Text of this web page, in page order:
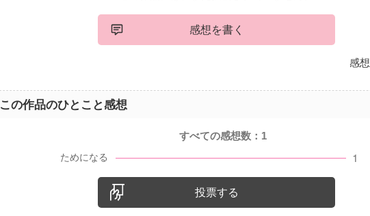
感想を書く
感
この作品のひとこと感想
すべての感想数： 1
投票する